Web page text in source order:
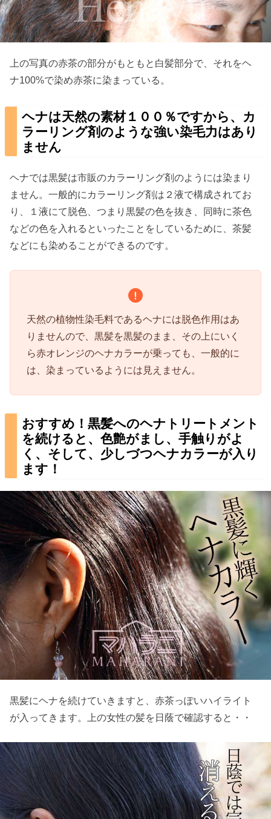
上の写真の赤茶の部分がもともと白髪部分で、それをヘ
ナ100%で染め赤茶に染まっている。
ヘナは天然の素材１００％ですから、カ
ラーリング剤のような強い染毛力はあり
ません
ヘナでは黒髪は市販のカラーリング剤のようには染まり
ません。一般的にカラーリング剤は２液で構成されてお
り、１液にて脱色、つまり黒髪の色を抜き、同時に茶色
などの色を入れるといったことをしているために、茶髪
などにも染めることができるのです。
天然の植物性染毛料であるヘナには脱色作用はあ
りませんので、黒髪を黒髪のまま、その上にいく
ら赤オレンジのヘナカラーが乗っても、一般的に
は、染まっているようには見えません。
おすすめ！黒髪へのヘナトリートメント
を続けると、色艶がまし、手触りがよ
く、そして、少しづつヘナカラーが入り
ます！
黒髪にヘナを続けていきますと、赤茶っぽいハイライト
が入ってきます。上の女性の髪を日蔭で確認すると・・